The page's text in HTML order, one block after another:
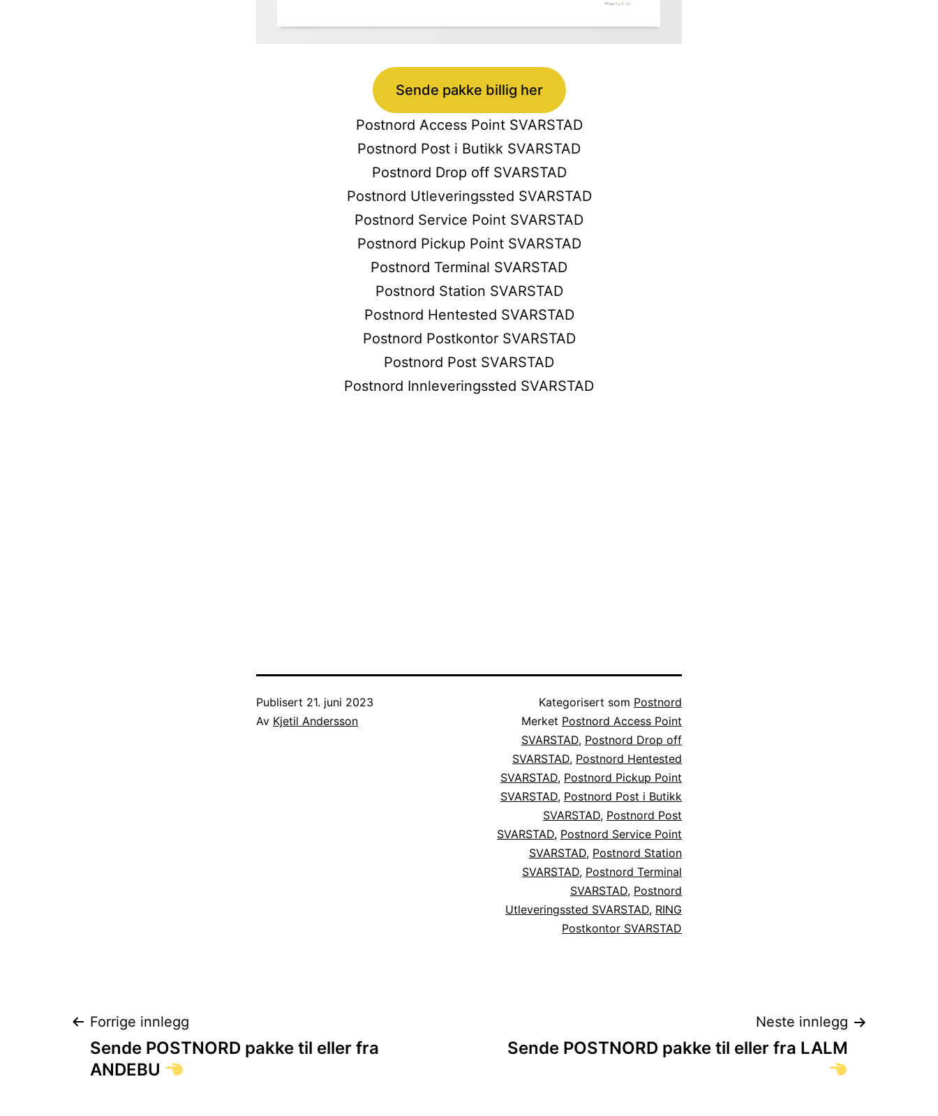
Sende pakke billig her
Postnord Access Point SVARSTAD
Postnord Post i Butikk SVARSTAD
Postnord Drop off SVARSTAD
Postnord Utleveringssted SVARSTAD
Postnord Service Point SVARSTAD
Postnord Pickup Point SVARSTAD
Postnord Terminal SVARSTAD
Postnord Station SVARSTAD
Postnord Hentested SVARSTAD
Postnord Postkontor SVARSTAD
Postnord Post SVARSTAD
Postnord Innleveringssted SVARSTAD
Publisert 21. juni 2023
Av Kjetil Andersson
Kategorisert som Postnord
Merket Postnord Access Point
SVARSTAD, Postnord Drop off
SVARSTAD, Postnord Hentested
SVARSTAD, Postnord Pickup Point
SVARSTAD, Postnord Post i Butikk
SVARSTAD, Postnord Post
SVARSTAD, Postnord Service Point
SVARSTAD, Postnord Station
SVARSTAD, Postnord Terminal
SVARSTAD, Postnord
Utleveringssted SVARSTAD, RING
Postkontor SVARSTAD
Innleggsnavigasjon
Forrige innlegg
Sende POSTNORD pakke til eller fra
ANDEBU
Neste innlegg
Sende POSTNORD pakke til eller fra LALM